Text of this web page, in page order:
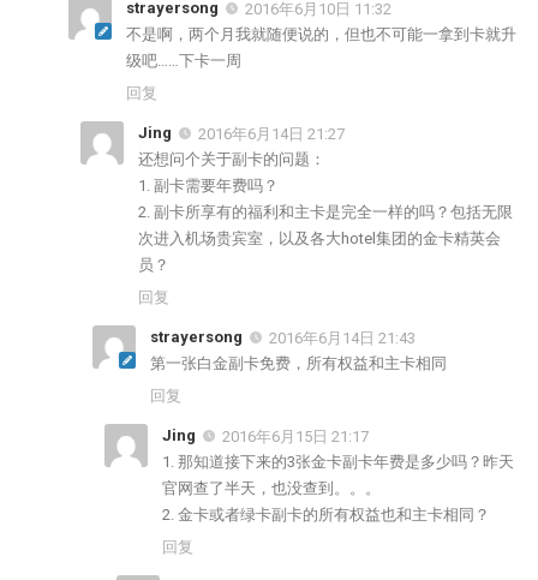
strayersong
2016年6月10日 11:32
不是啊，两个月我就随便说的，但也不可能一拿到卡就升
级吧……下卡一周
回复
Jing
2016年6月14日 21:27
还想问个关于副卡的问题：
1. 副卡需要年费吗？
2. 副卡所享有的福利和主卡是完全一样的吗？包括无限
次进入机场贵宾室，以及各大hotel集团的金卡精英会
员？
回复
strayersong
2016年6月14日 21:43
第一张白金副卡免费，所有权益和主卡相同
回复
Jing
2016年6月15日 21:17
1. 那知道接下来的3张金卡副卡年费是多少吗？昨天
官网查了半天，也没查到。。。
2. 金卡或者绿卡副卡的所有权益也和主卡相同？
回复